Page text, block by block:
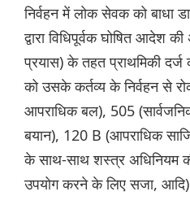
निर्वहन में लोक सेवक को बाधा
द्वारा विधिपूर्वक घोषित आदेश
प्रयास) के तहत प्राथमिकी
को उसके कर्तव्य के निर्वहन से
आपराधिक बल), 505
बयान), 120 B (आपराधिक
के साथ-साथ शस्त्र अधिनियम
उपयोग करने के लिए सजा,